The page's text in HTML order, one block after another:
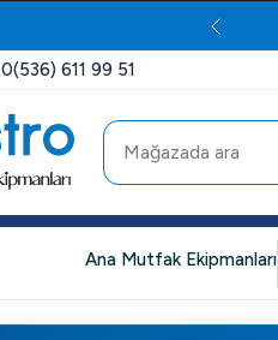
0(536) 611 99 51
Ana Mutfak Ekipmanları